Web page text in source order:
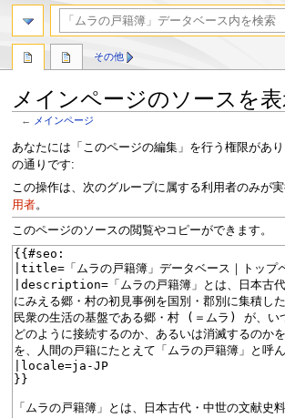
メインページのソースを
← メインページ
ナ
ビ
ゲ
ー
シ
ョ
ン
に
移
動
検
索
に
移
動
あなたには「このページの編集」を行う権限があ
の通りです:
この操作は、次のグループに属する利用者のみが
用者。
このページのソースの閲覧やコピーができます。
その他
検索